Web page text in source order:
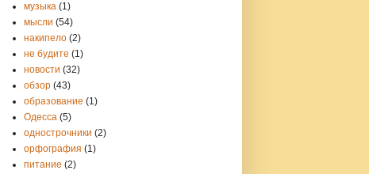
музыка (1)
мысли (54)
накипело (2)
не будите (1)
новости (32)
обзор (43)
образование (1)
Одесса (5)
однострочники (2)
орфография (1)
питание (2)